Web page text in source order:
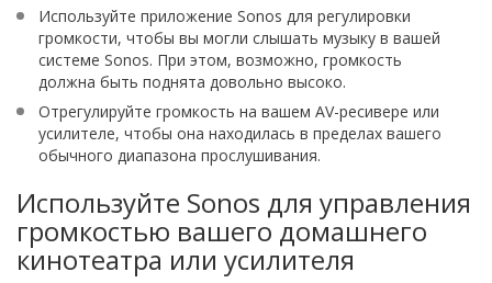
Используйте приложение Sonos для регулировки
громкости, чтобы вы могли слышать музыку в вашей
системе Sonos. При этом, возможно, громкость
должна быть поднята довольно высоко.
Отрегулируйте громкость на вашем AV-ресивере или
усилителе, чтобы она находилась в пределах вашего
обычного диапазона прослушивания.
Используйте Sonos для управления
громкостью вашего домашнего
кинотеатра или усилителя